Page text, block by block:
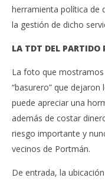
herramienta política de
la gestión de dicho
LA TDT DEL PARTIDO
La foto que
“basurero” que
puede apreciar una
además de costar
riesgo importante y
vecinos de Portmán.
De entrada, la